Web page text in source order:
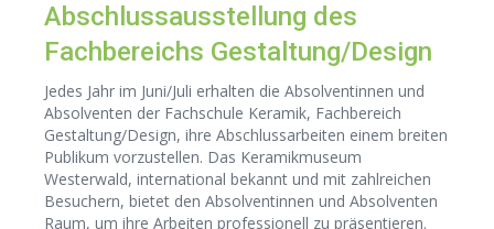
Abschlussausstellung des
Fachbereichs Gestaltung/Design
Jedes Jahr im Juni/Juli erhalten die Absolventinnen und
Absolventen der Fachschule Keramik, Fachbereich
Gestaltung/Design, ihre Abschlussarbeiten einem breiten
Publikum vorzustellen. Das Keramikmuseum
Westerwald, international bekannt und mit zahlreichen
Besuchern, bietet den Absolventinnen und Absolventen
Raum, um ihre Arbeiten professionell zu präsentieren.